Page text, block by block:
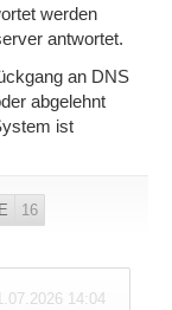
werden
antwortet.
an DNS
abgelehnt
ist
16
14:04